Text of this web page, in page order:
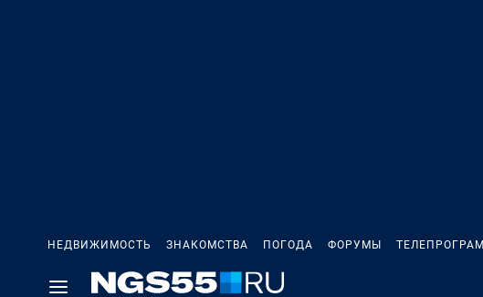
НЕДВИЖИМОСТЬ ЗНАКОМСТВА ПОГОДА ФОРУМЫ